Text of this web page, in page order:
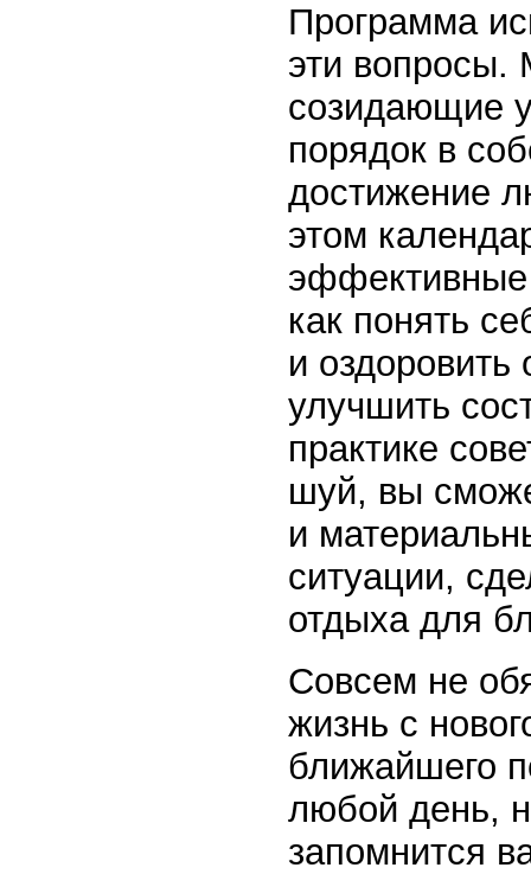
Программа
эти вопросы.
созидающие
порядок в
достижение
этом
эффективные
как понять
и
улучшить
практике
шуй, вы
и
ситуации,
отдыха для
Совсем не
жизнь с
ближайшего
любой день,
запомнится